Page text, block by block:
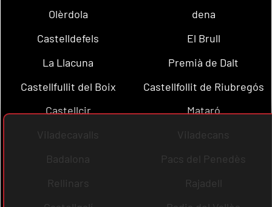
Olèrdola
dena
Castelldefels
El Brull
La Llacuna
Premià de Dalt
Castellfullit del Boix
Castellfollit de Riubregós
Castellcir
Mataró
Viladecavalls
Viladecans
Badalona
Pacs del Penedès
Rellinars
Rajadell